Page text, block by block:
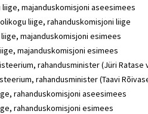
liige, majanduskomisjoni aseesimees
liige, rahanduskomisjoni liige
liige, majanduskomisjoni esimees
majanduskomisjoni esimees
rahandusminister (Jüri Ratase
rahandusminister (Taavi
rahanduskomisjoni aseesimees
rahanduskomisjoni esimees